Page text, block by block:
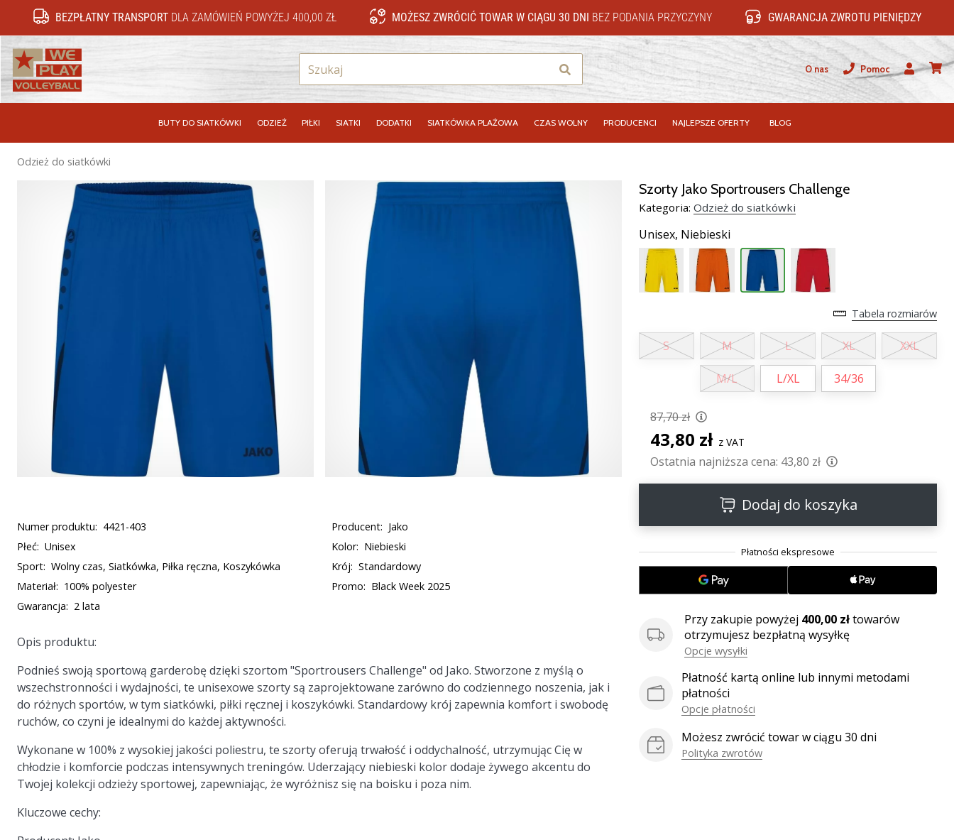
BEZPŁATNY TRANSPORT DLA ZAMÓWIEŃ POWYŻEJ 400,00 ZŁ MOŻESZ ZWRÓCIĆ TOWAR W CIĄGU 30 DNI BEZ PODANIA PRZYCZYNY GWARANCJA ZWROTU PIENIĘDZY
Szukaj O nas
Pomoc
Użytkownik
BUTY DO SIATKÓWKI ODZIEŻ PIŁKI SIATKI DODATKI SIATKÓWKA PLAŻOWA CZAS WOLNY PRODUCENCI NAJLEPSZE OFERTY BLOG
Odzież do siatkówki
Szorty Jako Sportrousers Challenge
Kategoria: Odzież do siatkówki
Unisex, Niebieski
Tabela rozmiarów
S M L XL XXL
M/L L/XL 34/36
87,70 zł
43,80 zł z VAT
Ostatnia najniższa cena: 43,80 zł
Dodaj do koszyka
Przy zakupie powyżej 400,00 złtowarów
otrzymujesz bezpłatną wysyłkę
Opcje wysyłki
Płatność kartą online lub innymi metodami
płatności
Opcje płatności
Możesz zwrócić towar w ciągu 30 dni
Polityka zwrotów
Numer produktu: 4421-403 Producent: Jako
Płeć: Unisex Kolor: Niebieski
Sport: Wolny czas, Siatkówka, Piłka ręczna, Koszykówka Krój: Standardowy
Materiał: 100% polyester Promo: Black Week 2025
Gwarancja: 2 lata
Opis produktu:
Podnieś swoją sportową garderobę dzięki szortom "Sportrousers Challenge" od Jako. Stworzone z myślą o
wszechstronności i wydajności, te unisexowe szorty są zaprojektowane zarówno do codziennego noszenia, jak i
do różnych sportów, w tym siatkówki, piłki ręcznej i koszykówki. Standardowy krój zapewnia komfort i swobodę
ruchów, co czyni je idealnymi do każdej aktywności.
Wykonane w 100% z wysokiej jakości poliestru, te szorty oferują trwałość i oddychalność, utrzymując Cię w
chłodzie i komforcie podczas intensywnych treningów. Uderzający niebieski kolor dodaje żywego akcentu do
Twojej kolekcji odzieży sportowej, zapewniając, że wyróżnisz się na boisku i poza nim.
Kluczowe cechy: